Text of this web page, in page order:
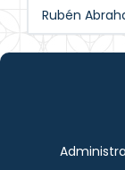
Rubén